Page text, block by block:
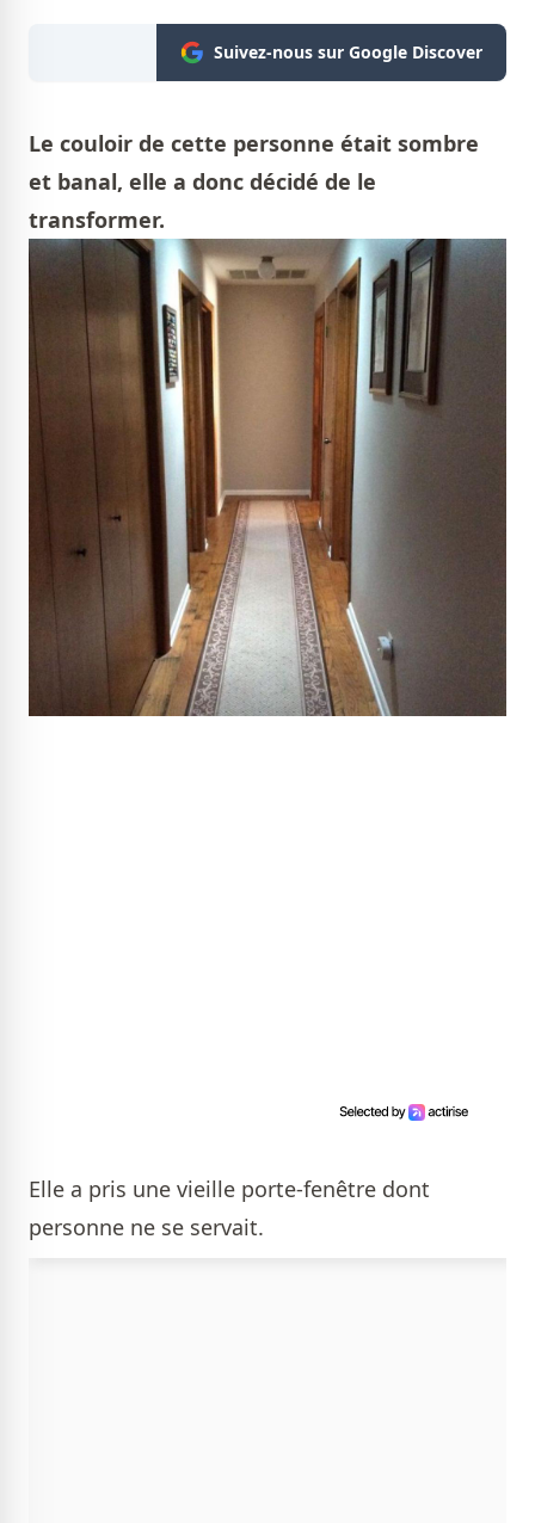
Suivez-nous sur Google Discover
Le couloir de cette personne était sombre
et banal, elle a donc décidé de le
transformer.
Elle a pris une vieille porte-fenêtre dont
personne ne se servait.